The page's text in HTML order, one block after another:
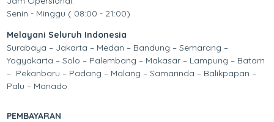
Senin - Minggu ( 08:00 - 21:00)
Melayani Seluruh Indonesia
Surabaya – Jakarta – Medan – Bandung – Semarang –
Yogyakarta – Solo – Palembang – Makasar – Lampung – Batam
– Pekanbaru – Padang – Malang – Samarinda – Balikpapan –
Palu – Manado
PEMBAYARAN